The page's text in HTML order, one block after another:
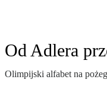
Od Adlera
Olimpijski alfabet na